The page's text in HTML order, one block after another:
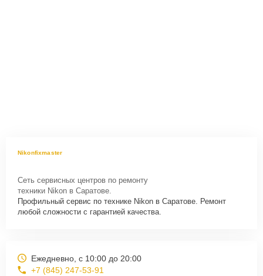
Nikonfixmaster
Сеть сервисных центров по ремонту
техники Nikon в Саратове.
Профильный сервис по технике Nikon в Саратове. Ремонт
любой сложности с гарантией качества.
Ежедневно, с 10:00 до 20:00
+7 (845) 247-53-91